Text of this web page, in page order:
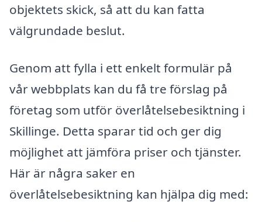
objektets skick, så att du kan fatta
välgrundade beslut.
Genom att fylla i ett enkelt formulär på
vår webbplats kan du få tre förslag på
företag som utför överlåtelsebesiktning i
Skillinge. Detta sparar tid och ger dig
möjlighet att jämföra priser och tjänster.
Här är några saker en
överlåtelsebesiktning kan hjälpa dig med: